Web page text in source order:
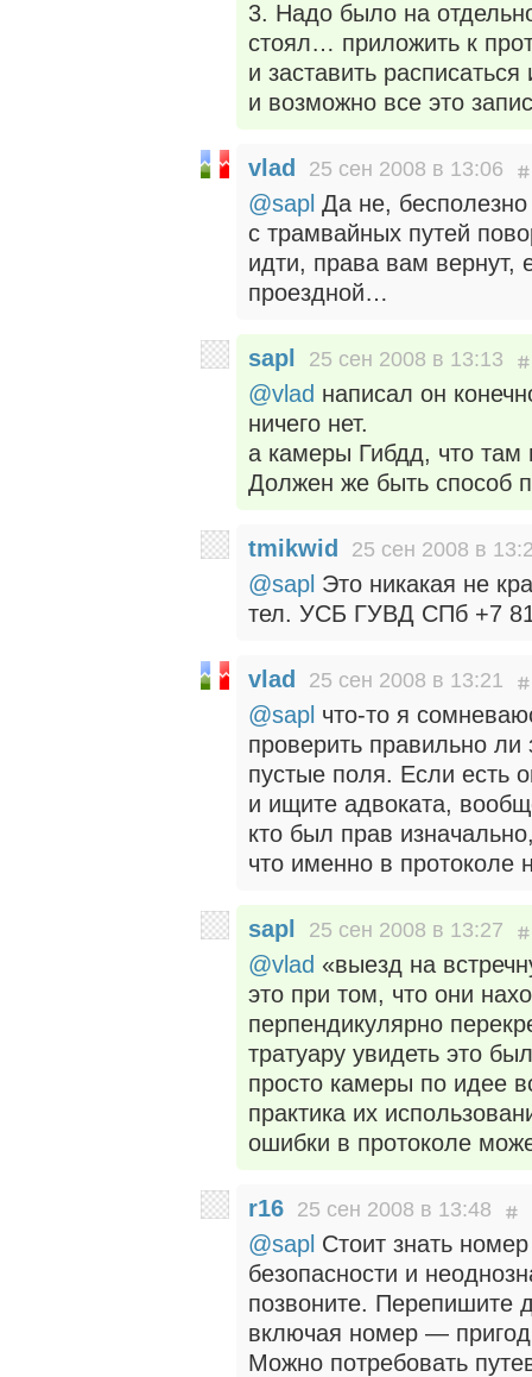
3. Надо было на
стоял… приложить к
и заставить расписаться
и возможно все это
vlad 25 сен 2008 в 13:06
@sapl Да не,
с трамвайных путей
идти, права вам вернут,
проездной…
sapl 25 сен 2008 в 13:13
@vlad написал он
ничего нет.
а камеры Гибдд, что там
Должен же быть способ
tmikwid 25 сен 2008 в
@sapl Это никакая не
тел. УСБ ГУВД СПб +7
vlad 25 сен 2008 в 13:21
@sapl что-то я
проверить правильно
пустые поля. Если есть
и ищите адвоката,
кто был прав
что именно в протоколе
sapl 25 сен 2008 в 13:27
@vlad «выезд на
это при том, что они
перпендикулярно
тратуару увидеть это
просто камеры по идее
практика их
ошибки в протоколе
r16 25 сен 2008 в 13:48
@sapl Стоит знать
безопасности и
позвоните. Перепишите
включая номер —
Можно потребовать